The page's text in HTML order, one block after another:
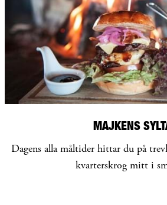
MAJKENS
Dagens alla måltider hittar du på
kvarterskrog mitt i